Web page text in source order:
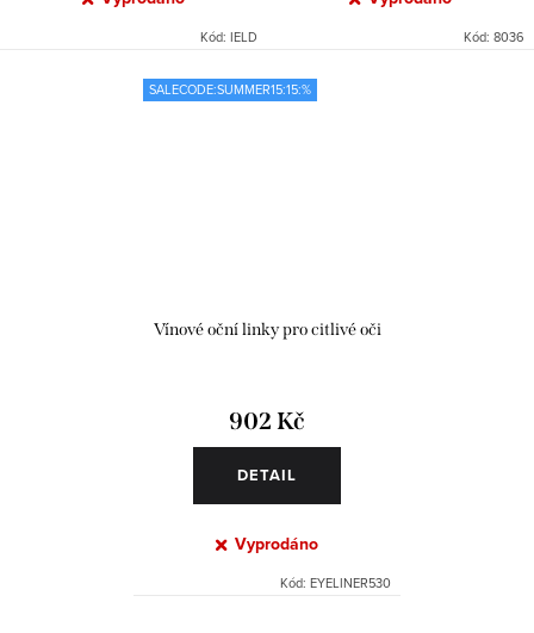
Kód: IELD Kód: 8036
SALECODE:SUMMER15:15:%
Vínové oční linky pro citlivé oči
902 Kč
DETAIL
Vyprodáno
Kód: EYELINER530